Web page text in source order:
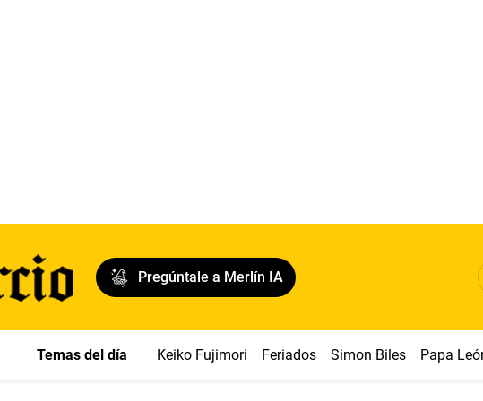
Pregúntale a Merlín IA
Temas del día Keiko Fujimori Feriados Simon Biles Papa